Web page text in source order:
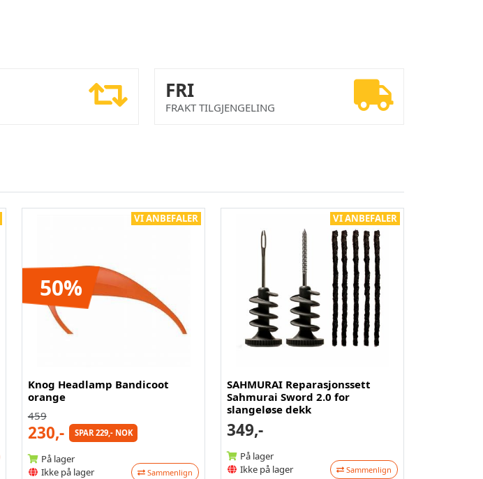
FRI
FRAKT TILGJENGELING
VI ANBEFALER
50%
Knog Headlamp Bandicoot
orange
459
230,- SPAR 229,- NOK
På lager
Ikke på lager
Sammenlign
VI ANBEFALER
SAHMURAI Reparasjonssett
Sahmurai Sword 2.0 for
slangeløse dekk
349,-
På lager
Ikke på lager
Sammenlign